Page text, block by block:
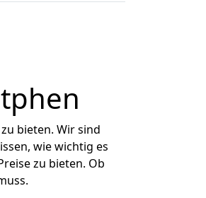
zu bieten. Wir sind
wie wichtig es
zu bieten. Ob